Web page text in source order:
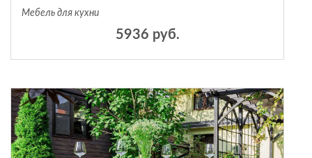
Мебель для кухни
5936 руб.